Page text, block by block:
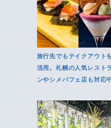
旅行先でもテイクアウト
活用。札幌の人気レストラ
ンやシメパフェ店も対応中